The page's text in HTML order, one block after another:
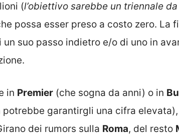
(l’obiettivo sarebbe un triennale
possa esser preso a costo zero. La
un suo passo indietro e/o di uno in
in Premier (che sogna da anni) o in
potrebbe garantirgli una cifra
dei rumors sulla Roma, del resto